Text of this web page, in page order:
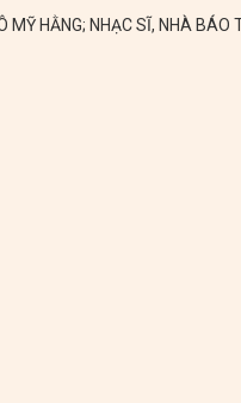
HẰNG; NHẠC SĨ, NHÀ BÁO